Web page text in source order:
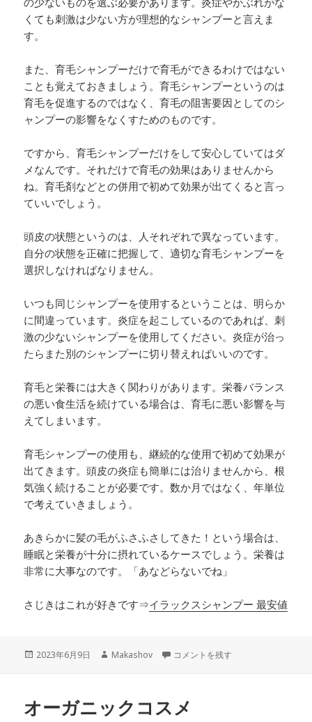
くても刺激は少ない方が理想的なシャンプーと言えま
す。
また、育毛シャンプーだけで育毛ができるわけではない
ことも覚えておきましょう。育毛シャンプーというのは
育毛を促進するのではなく、育毛の阻害要因としてのシ
ャンプーの影響をなくすためのものです。
ですから、育毛シャンプーだけをして安心していてはダ
メなんです。それだけで育毛の効果はありませんから
ね。育毛剤などとの併用で初めて効果が出てくると言っ
ていいでしょう。
頭皮の状態というのは、人それぞれで異なっています。
自分の状態を正確に把握して、適切な育毛シャンプーを
選択しなければなりません。
いつも同じシャンプーを使用するということは、明らか
に間違っています。炎症を起こしているのであれば、刺
激の少ないシャンプーを使用してください。炎症が治っ
たらまた別のシャンプーに切り替えればいいのです。
育毛と栄養には大きく関わりがあります。栄養バランス
の悪い食生活を続けている場合は、育毛に悪い影響を与
えてしまいます。
育毛シャンプーの使用も、継続的な使用で初めて効果が
出てきます。頭皮の炎症も簡単には治りませんから、根
気強く続けることが必要です。数か月ではなく、年単位
で考えていきましょう。
あきらかに髪の毛がふさふさしてきた！という場合は、
睡眠と栄養が十分に摂れているケースでしょう。栄養は
非常に大事なのです。「あなどらないでね」
さじきはこれが好きです⇒イラックスシャンプー 最安値
投
2023年6月9日
作
Makashov シャンプーを考える会 に
コメントを残す
オーガニックコスメ